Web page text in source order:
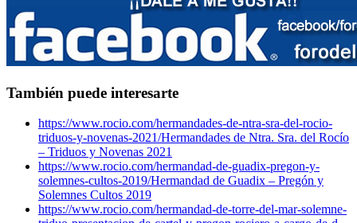
También puede interesarte
https://www.rocio.com/hermandades-de-ntra-sra-del-rocio-
triduos-y-novenas-2021/Hermandades de Ntra. Sra. del Rocío
– Triduos y Novenas 2021
https://www.rocio.com/hermandad-de-guadix-pregon-y-
solemnes-cultos-2019/Hermandad de Guadix – Pregón y
Solemnes Cultos 2019
https://www.rocio.com/hermandad-de-torre-del-mar-solemne-